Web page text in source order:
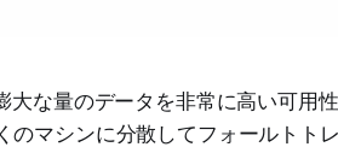
大な量のデータを非常に高い可用
のマシンに分散してフォールトト